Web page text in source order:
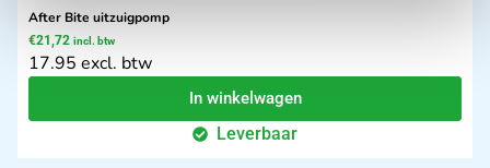
After Bite uitzuigpomp
€21,72 incl. btw
17.95 excl. btw
In winkelwagen
Leverbaar